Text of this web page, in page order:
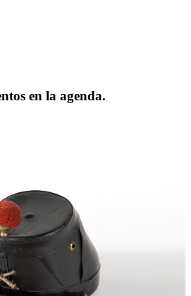
en la agenda.